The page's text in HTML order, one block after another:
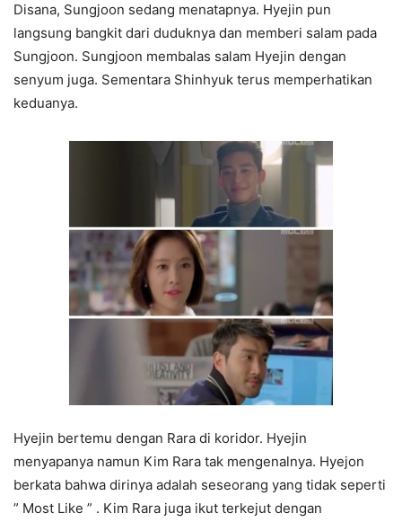
Disana, Sungjoon sedang menatapnya. Hyejin pun
langsung bangkit dari duduknya dan memberi salam pada
Sungjoon. Sungjoon membalas salam Hyejin dengan
senyum juga. Sementara Shinhyuk terus memperhatikan
keduanya.
Hyejin bertemu dengan Rara di koridor. Hyejin
menyapanya namun Kim Rara tak mengenalnya. Hyejon
berkata bahwa dirinya adalah seseorang yang tidak seperti
” Most Like ” . Kim Rara juga ikut terkejut dengan